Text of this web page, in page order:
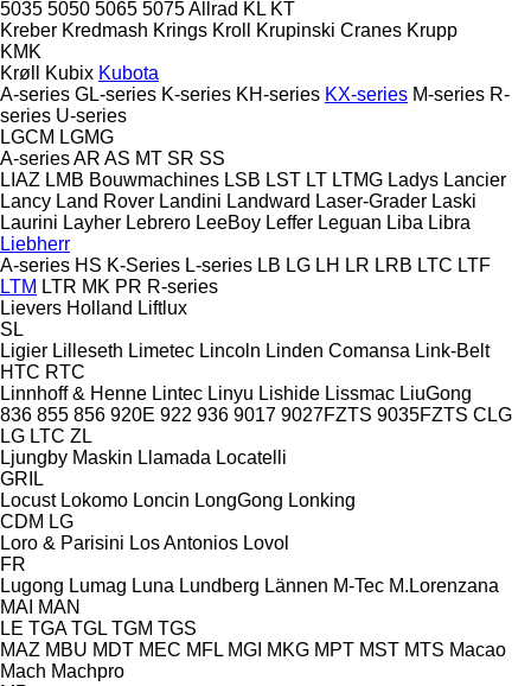
5035 5050 5065 5075Allrad KL KT
Kreber Kredmash Krings Kroll Krupinski Cranes Krupp
KMK
Krøll
Kubix Kubota
A-series GL-series K-series KH-series KX-series M-series R-
series U-series
LGCM LGMG
A-seriesAR AS MT SR SS
LIAZ LMB Bouwmachines LSB LST LT LTMG Ladys Lancier
Lancy Land Rover Landini Landward Laser-Grader Laski
Laurini Layher Lebrero LeeBoy Leffer Leguan Liba Libra
Liebherr
A-series HS K-Series L-series LB LG LH LR LRB LTC LTF
LTM LTR MK PR R-series
Lievers Holland Liftlux
SL
Ligier Lilleseth Limetec Lincoln Linden Comansa Link-Belt
HTC RTC
Linnhoff & Henne Lintec Linyu Lishide Lissmac LiuGong
836 855 856 920E 922 936 9017 9027FZTS 9035FZTS CLG
LG LTC ZL
Ljungby Maskin Llamada Locatelli
GRIL
Locust Lokomo Loncin LongGong Lonking
CDM LG
Loro & Parisini Los Antonios Lovol
FR
Lugong Lumag Luna Lundberg Lännen M-Tec M.Lorenzana
MAI MAN
LE TGA TGL TGM TGS
MAZ MBU MDT MEC MFL MGI MKG MPT MST MTS Macao
Mach Machpro